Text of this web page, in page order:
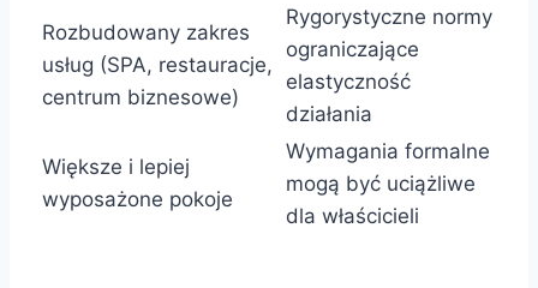
Rozbudowany zakres
usług (SPA, restauracje,
centrum biznesowe)
Rygorystyczne normy
ograniczające
elastyczność
działania
Większe i lepiej
wyposażone pokoje
Wymagania formalne
mogą być uciążliwe
dla właścicieli